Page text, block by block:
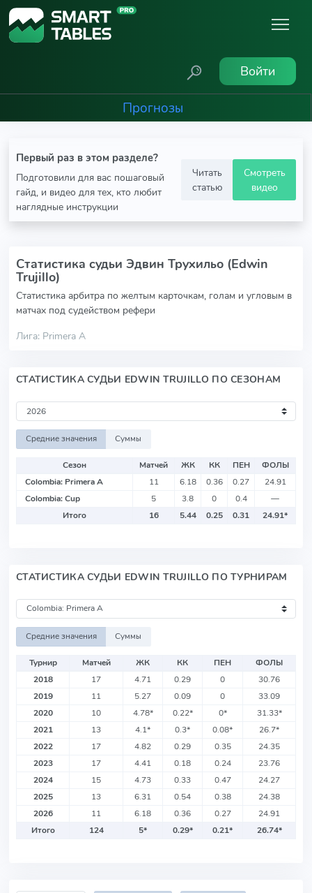
Войти
Прогнозы
Первый раз в этом разделе?
Подготовили для вас пошаговый
гайд, и видео для тех, кто любит
наглядные инструкции
Читать
статью
Смотреть
видео
Статистика судьи Эдвин Трухильо (Edwin
Trujillo)
Статистика арбитра по желтым карточкам, голам и угловым в
матчах под судейством рефери
Лига: Primera A
СТАТИСТИКА СУДЬИ EDWIN TRUJILLO ПО СЕЗОНАМ
Средние значения Суммы
Сезон Матчей ЖК КК ПЕН
ФОЛЫ
Colombia: Primera A
11 6.18 0.36 0.27
24.91
Colombia: Cup
5 3.8 0 0.4
—
Итого
16 5.44 0.25 0.31 24.91*
СТАТИСТИКА СУДЬИ EDWIN TRUJILLO ПО ТУРНИРАМ
Средние значения Суммы
Турнир Матчей ЖК КК ПЕН
ФОЛЫ
2018
17 4.71 0.29 0
30.76
2019
11 5.27 0.09 0
33.09
2020
10 4.78* 0.22* 0* 31.33*
2021
13 4.1* 0.3* 0.08* 26.7*
2022
17 4.82 0.29 0.35
24.35
2023
17 4.41 0.18 0.24
23.76
2024
15 4.73 0.33 0.47
24.27
2025
13 6.31 0.54 0.38
24.38
2026
11 6.18 0.36 0.27
24.91
Итого
124 5* 0.29* 0.21* 26.74*